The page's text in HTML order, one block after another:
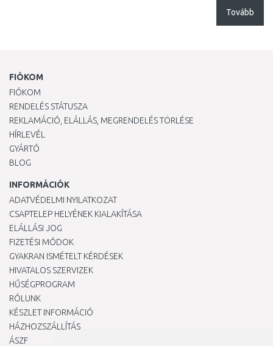
Tovább
FIÓKOM
FIÓKOM
RENDELÉS STÁTUSZA
REKLAMÁCIÓ, ELÁLLÁS, MEGRENDELÉS TÖRLÉSE
HÍRLEVÉL
GYÁRTÓ
BLOG
INFORMÁCIÓK
ADATVÉDELMI NYILATKOZAT
CSAPTELEP HELYÉNEK KIALAKÍTÁSA
ELÁLLÁSI JOG
FIZETÉSI MÓDOK
GYAKRAN ISMÉTELT KÉRDÉSEK
HIVATALOS SZERVIZEK
HŰSÉGPROGRAM
RÓLUNK
KÉSZLET INFORMÁCIÓ
HÁZHOZSZÁLLÍTÁS
ÁSZF